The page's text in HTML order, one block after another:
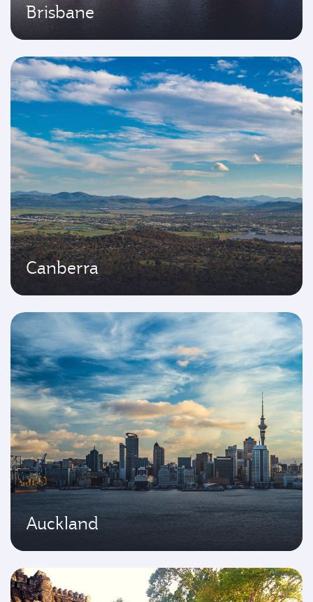
Brisbane
Canberra
Auckland